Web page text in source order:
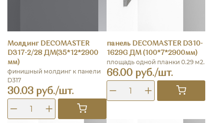
Молдинг DECOMASTER
D317-2/28 ДМ(35*12*2900
мм)
финишный молдинг к панели
D317
30.03 руб./шт.
панель DECOMASTER D310-
1629G ДМ (100*7*2900мм)
площадь одной планки 0.29 м2.
66.00 руб./шт.